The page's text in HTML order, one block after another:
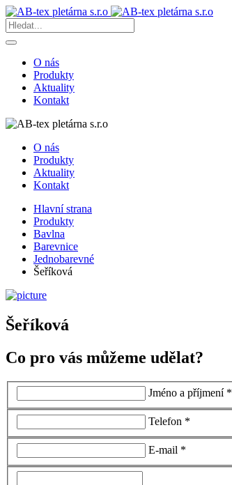
O nás
Produkty
Aktuality
Kontakt
O nás
Produkty
Aktuality
Kontakt
Hlavní strana
Produkty
Bavlna
Barevnice
Jednobarevné
Šeříková
Šeříková
Co pro vás můžeme udělat?
Jméno a příjmení *
Telefon *
E-mail *